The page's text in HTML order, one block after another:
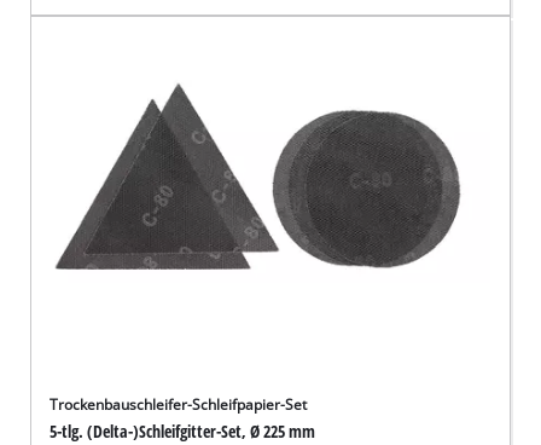
Trockenbauschleifer-Schleifpapier-Set
5-tlg. (Delta-)Schleifgitter-Set, Ø 225 mm